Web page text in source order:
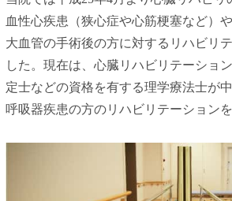
血性心疾患（狭心症や心筋梗塞など）
大血管の手術後の方に対するリハビリ
した。現在は、心臓リハビリテーショ
定士などの資格を有する理学療法士が
呼吸器疾患の方のリハビリテーション